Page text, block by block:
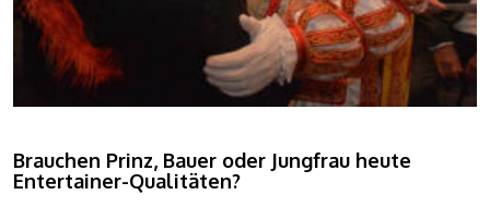
Brauchen Prinz, Bauer oder Jungfrau heute
Entertainer-Qualitäten?